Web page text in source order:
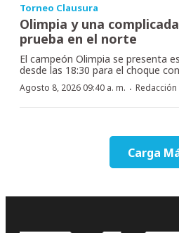
Torneo Clausura
Olimpia y una complicada
prueba en el norte
El campeón Olimpia se presenta
desde las 18:30 para el choque
Agosto 8, 2026 09:40 a. m. · Redacción
Carga